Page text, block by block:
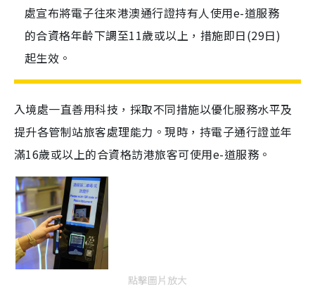
處宣布將電子往來港澳通行證持有人使用e-道服務
的合資格年齡下調至11歲或以上，措施即日(29日)
起生效。
入境處一直善用科技，採取不同措施以優化服務水平及
提升各管制站旅客處理能力。現時，持電子通行證並年
滿16歲或以上的合資格訪港旅客可使用e-道服務。
點擊圖片放大